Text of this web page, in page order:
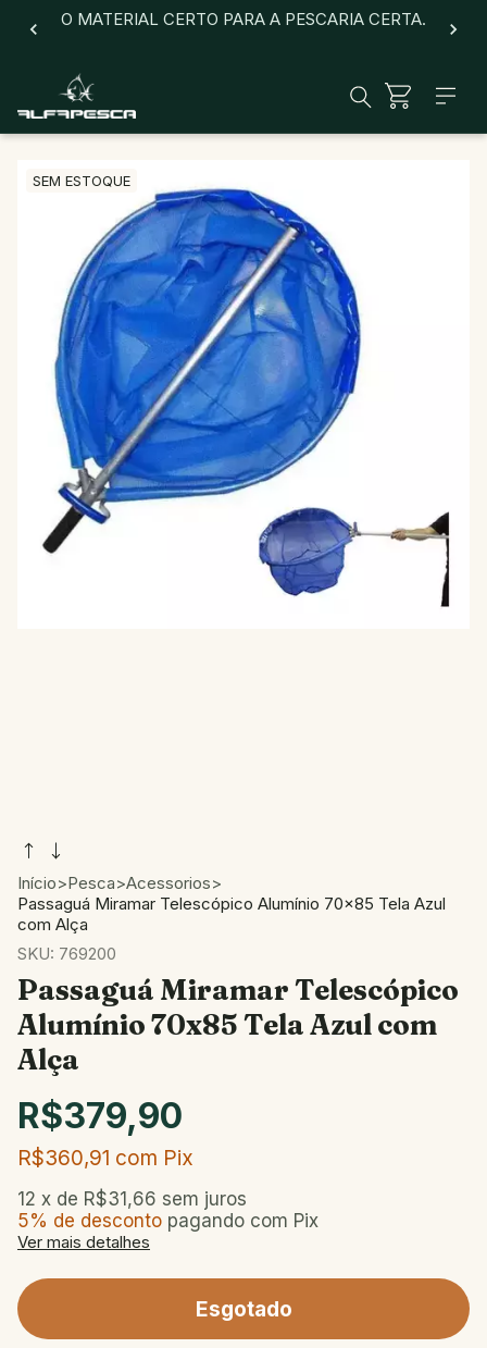
O MATERIAL CERTO PARA A PESCARIA CERTA.
SEM ESTOQUE
Início>Pesca>Acessorios>
Passaguá Miramar Telescópico Alumínio 70x85 Tela Azul
com Alça
SKU: 769200
Passaguá Miramar Telescópico
Alumínio 70x85 Tela Azul com
Alça
R$379,90
R$360,91 com Pix
12 x de R$31,66 sem juros
5% de desconto pagando com Pix
Ver mais detalhes